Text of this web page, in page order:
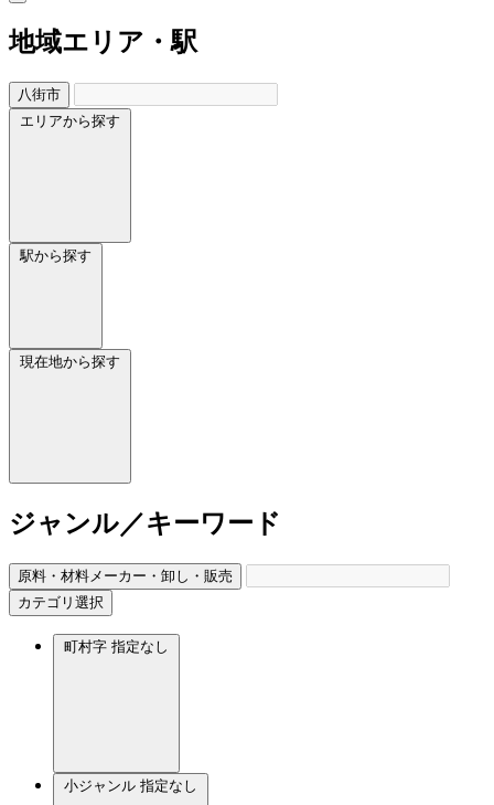
地域エリア・駅
八街市
エリアから探す
駅から探す
現在地から探す
ジャンル／キーワード
原料・材料メーカー・卸し・販売
カテゴリ選択
町村字 指定なし
小ジャンル 指定なし